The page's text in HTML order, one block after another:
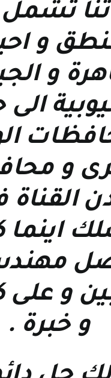
و
و
و
القناة
اينما
و على
و خبرة .